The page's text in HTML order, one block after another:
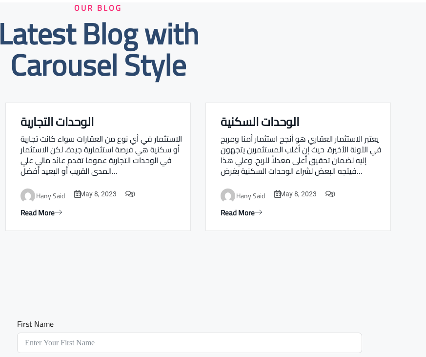
OUR BLOG
Latest Blog with
Carousel Style
Real estate Estate ville
الوحدات التجارية
الاستثمار في أي نوع من العقارات سواء كانت تجارية
أو سكنية هي فرصة استثمارية جيدة. لكن الاستثمار
في الوحدات التجارية عموما تقدم عائد مالي علي
المدى القريب أو البعيد أفضل…
Hany Said May 8, 2023 0
Read More
Real estate Estate ville
الوحدات السكنية
يعتبر الاستثمار العقاري هو أنجح استثمار أمنا ومربح
في الآونة الأخيرة. حيث إن أغلب المستثمرين يتجهون
إليه لضمان تحقيق أعلى معدلاً للربح. وعلي هذا
فيتجه البعض لشراء الوحدات السكنية بغرض…
Hany Said May 8, 2023 0
Read More
First Name